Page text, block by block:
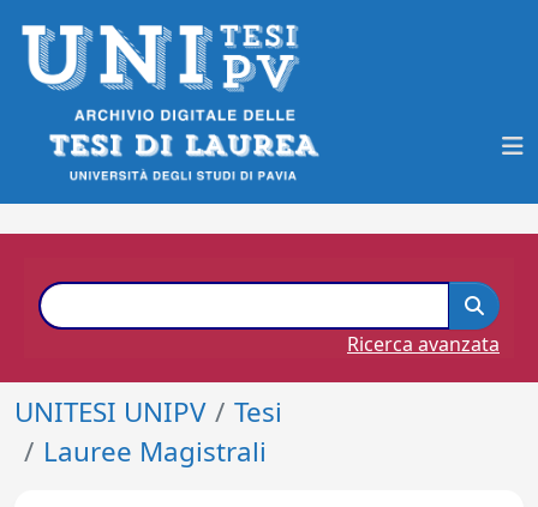
Ricerca avanzata
UNITESI UNIPV
Tesi
Lauree Magistrali